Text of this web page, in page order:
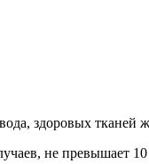
здоровых тканей
не превышает